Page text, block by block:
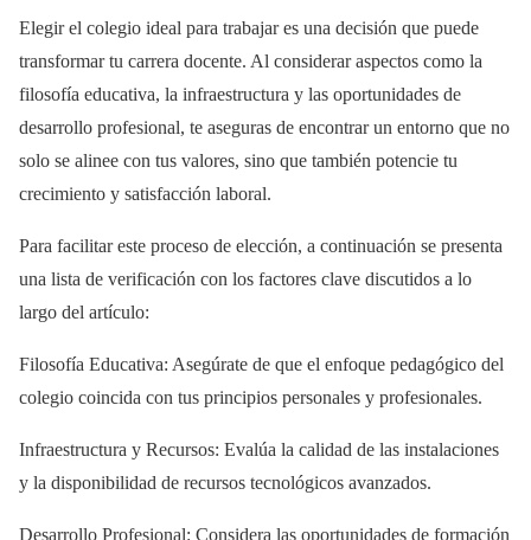
Elegir el colegio ideal para trabajar es una decisión que puede
transformar tu carrera docente. Al considerar aspectos como la
filosofía educativa, la infraestructura y las oportunidades de
desarrollo profesional, te aseguras de encontrar un entorno que no
solo se alinee con tus valores, sino que también potencie tu
crecimiento y satisfacción laboral.
Para facilitar este proceso de elección, a continuación se presenta
una lista de verificación con los factores clave discutidos a lo
largo del artículo:
Filosofía Educativa: Asegúrate de que el enfoque pedagógico del
colegio coincida con tus principios personales y profesionales.
Infraestructura y Recursos: Evalúa la calidad de las instalaciones
y la disponibilidad de recursos tecnológicos avanzados.
Desarrollo Profesional: Considera las oportunidades de formación